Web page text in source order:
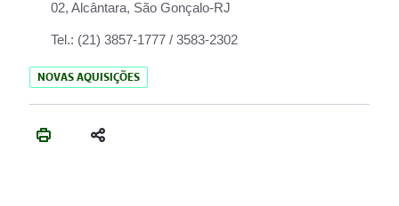
02, Alcântara, São Gonçalo-RJ
Tel.: (21) 3857-1777 / 3583-2302
NOVAS AQUISIÇÕES